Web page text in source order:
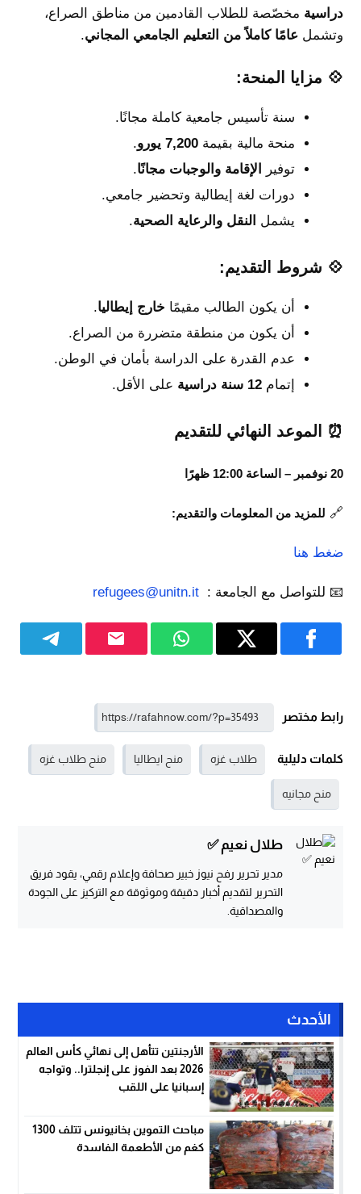
دراسية مخصّصة للطلاب القادمين من مناطق الصراع،
وتشملعامًا كاملاً من التعليم الجامعي المجاني.
💠 مزايا المنحة:
سنة تأسيس جامعية كاملة مجانًا.
منحة مالية بقيمة7,200 يورو
.
توفير
الإقامة والوجبات مجانًا.
دورات لغة إيطالية وتحضير جامعي.
يشمل النقل والرعاية الصحية.
💠 شروط التقديم:
أن يكون الطالب مقيمًا خارج إيطاليا.
أن يكون من منطقة متضررة من الصراع.
عدم القدرة على الدراسة بأمان في الوطن.
إتمام12 سنة دراسية على الأقل.
⏰ الموعد النهائي للتقديم
20 نوفمبر – الساعة 12:00 ظهرًا
🔗 للمزيد من المعلومات والتقديم:
ضغط هنا
📧 للتواصل مع الجامعة :refugees@unitn.it
رابط مختصر
كلمات دليلية طلاب غزه منح ايطاليا منح طلاب غزه
منح مجانيه
طلال نعيم ✅
مدير تحرير رفح نيوز خبير صحافة وإعلام رقمي، يقود فريق
التحرير لتقديم أخبار دقيقة وموثوقة مع التركيز على الجودة
والمصداقية.
الأحدث
الأرجنتين تتأهل إلى نهائي كأس العالم
2026 بعد الفوز على إنجلترا.. وتواجه
إسبانيا على اللقب
مباحث التموين بخانيونس تتلف 1300
كغم من الأطعمة الفاسدة